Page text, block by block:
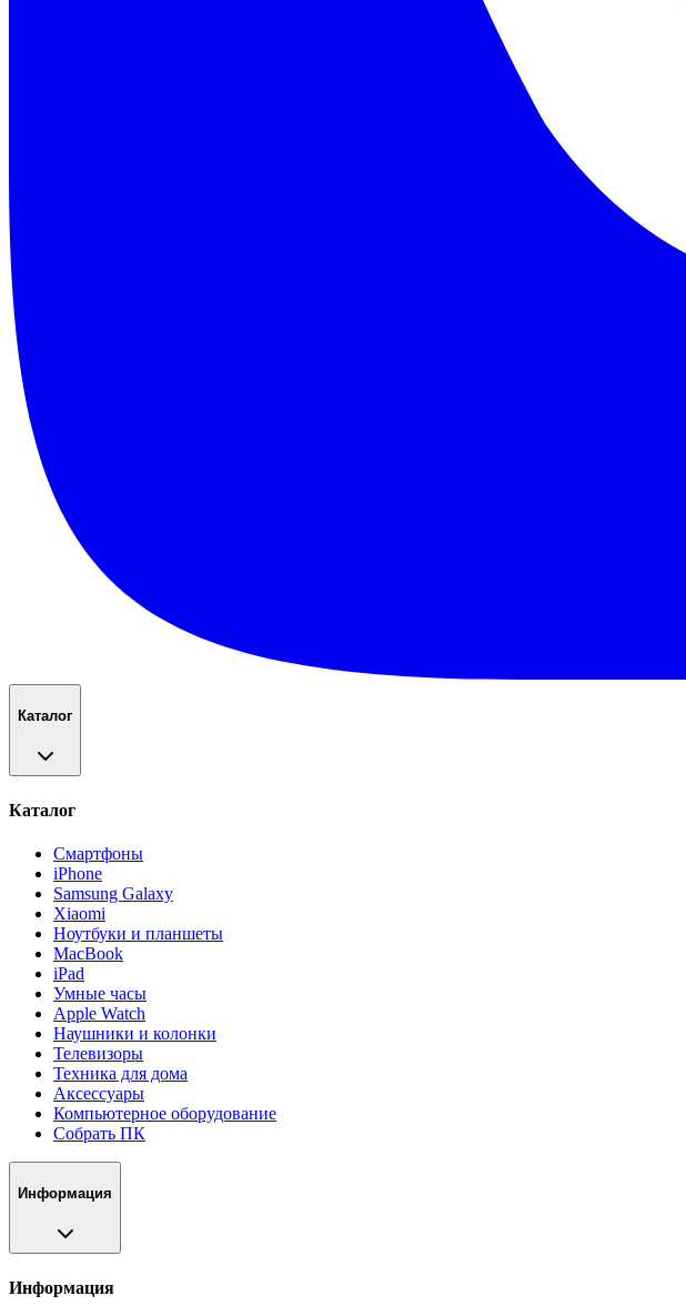
Каталог
Каталог
Смартфоны
iPhone
Samsung Galaxy
Xiaomi
Ноутбуки и планшеты
MacBook
iPad
Умные часы
Apple Watch
Наушники и колонки
Телевизоры
Техника для дома
Аксессуары
Компьютерное оборудование
Собрать ПК
Информация
Информация